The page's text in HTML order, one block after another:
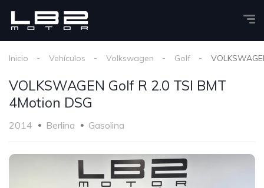
Inicio Vehículos Volkswagen Golf
VOLKSWAGEN Golf R 2.0 TSI BMT
4Motion DSG
2014 Berlina Gasolina